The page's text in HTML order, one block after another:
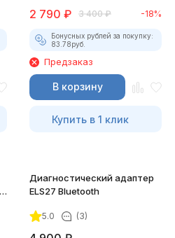
2 790 ₽ 3 400 ₽ -18%
Бонусных рублей за покупку:
83.78руб.
Предзаказ
В корзину
Купить в 1 клик
Диагностический адаптер
ELS27 Bluetooth
5.0 (3)